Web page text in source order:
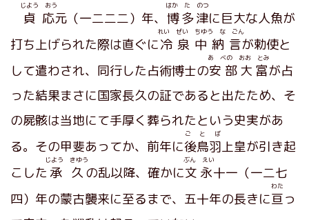
貞応
じよう おう
元（一二二二）年、 博多津
はか た のつ
に巨大な人魚が
打ち上げられた際は直ぐに冷泉中納言
れい ぜい ちゆう な ごん
が勅使と
して遣わされ、同行した占術博士の安部大富
あ べの おお とみ
が占
った結果まさに国家長久の証であると出たため、そ
の屍骸は当地にて手厚く葬られたという史実があ
る。その甲斐あってか、前年に後鳥羽
ご と ば
上皇が引き起
こした 承久
じよう きゆう
の乱以降、確かに文永
ぶん えい
十一（一二七
四）年の蒙古襲来に至るまで、五十年の長きに亘
わた
っ